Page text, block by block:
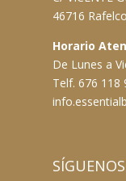
46716
Horario
De Lunes a
Telf. 676 118